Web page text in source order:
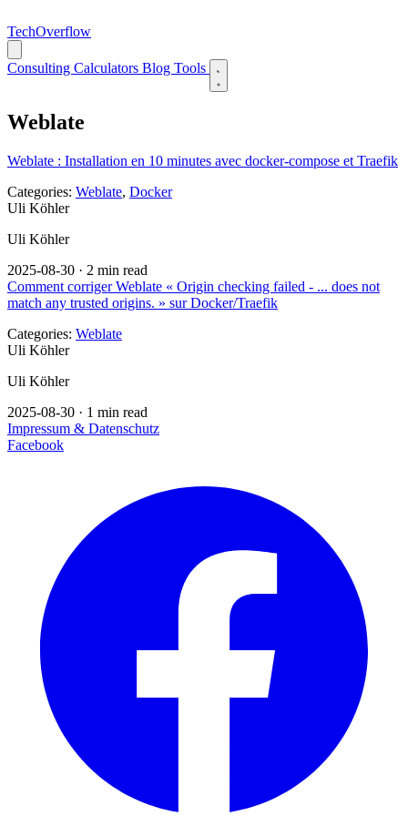
TechOverflow
Consulting Calculators Blog Tools
Weblate
Weblate : Installation en 10 minutes avec docker-compose et Traefik
Categories: Weblate, Docker
Uli Köhler
Uli Köhler
2025-08-30 · 2 min read
Comment corriger Weblate « Origin checking failed - ... does not
match any trusted origins. » sur Docker/Traefik
Categories: Weblate
Uli Köhler
Uli Köhler
2025-08-30 · 1 min read
Impressum & Datenschutz
Facebook